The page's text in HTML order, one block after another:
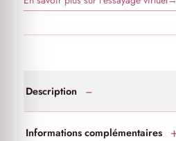
Description
Informations complémentaires